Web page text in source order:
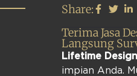
Share:
Terima Jasa
Langsung
Lifetime Design
impian Anda.